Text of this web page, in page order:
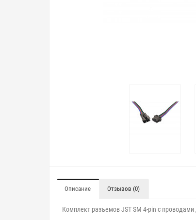
Описание Отзывов (0)
Комплект разъемов JST SM 4-pin с